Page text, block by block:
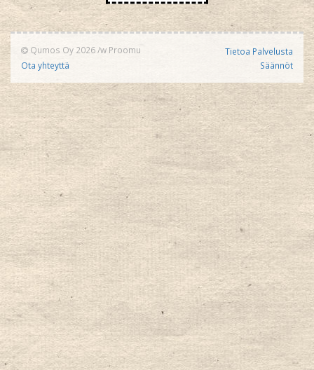
Qumos Oy 2026/w Proomu
Ota yhteyttä
Tietoa Palvelusta
Säännöt